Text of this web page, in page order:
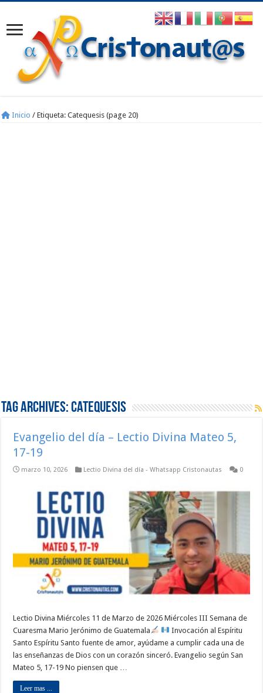
Inicio / Etiqueta:Catequesis (page 20)
Tag Archives:Catequesis
Evangelio del día – Lectio Divina Mateo 5,
17-19
marzo 10, 2026 Lectio Divina del día - Whatsapp Cristonautas 0
Lectio Divina Miércoles 11 de Marzo de 2026 Miércoles III Semana de
Cuaresma Mario Jerónimo de Guatemala
Invocación al Espíritu
Santo Espíritu Santo fuente de amor, ayúdame a cumplir cada una de
las enseñanzas de Dios con un corazón sinceró. Evangelio según San
Mateo 5, 17-19 No piensen que …
Leer mas ...